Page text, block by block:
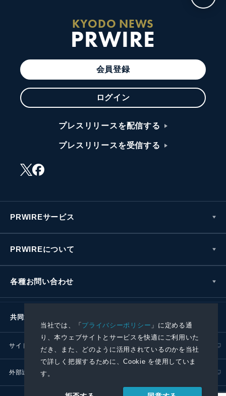
当社では、「プライバシーポリシー 」に定める通
り、本ウェブサイトとサービスを快適にご利用いた
だき、また、どのように活用されているのかを当社
で詳しく把握するために、Cookie を使用していま
す。
KYODO NEWS
PRWIRE
会員登録
ログイン
プレスリリースを配信する
プレスリリースを受信する
PRWIREサービス
PRWIREについて
各種お問い合わせ
共同通信社グループ
サイトポリシー プライバシーポリシー
外部送信ポリシー